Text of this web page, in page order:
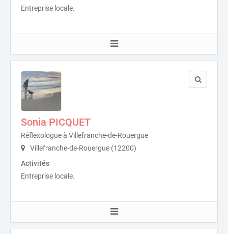
Entreprise locale.
Sonia PICQUET
Réflexologue à Villefranche-de-Rouergue
Villefranche-de-Rouergue (12200)
Activités
Entreprise locale.